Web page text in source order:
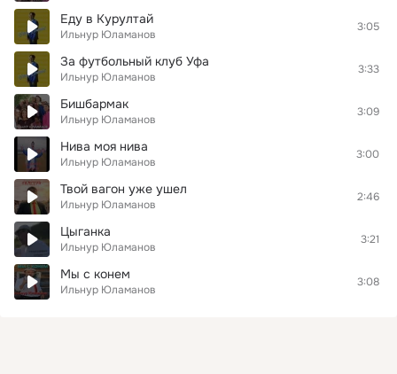
Еду в Курултай
Ильнур Юламанов
3:05
За футбольный клуб Уфа
Ильнур Юламанов
3:33
Бишбармак
Ильнур Юламанов
3:09
Нива моя нива
Ильнур Юламанов
3:00
Твой вагон уже ушел
Ильнур Юламанов
2:46
Цыганка
Ильнур Юламанов
3:21
Мы с конем
Ильнур Юламанов
3:08